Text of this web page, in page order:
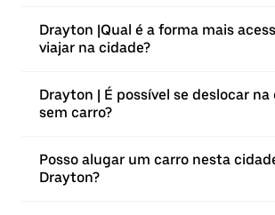
Drayton |⁠Qual é a forma mais
viajar na cidade?
Drayton | É possível se deslocar na
sem carro?
Posso alugar um carro nesta
Drayton?